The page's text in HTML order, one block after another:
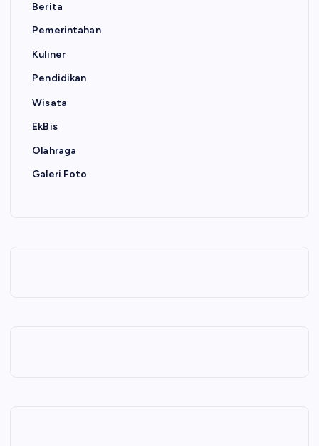
Berita
Pemerintahan
Kuliner
Pendidikan
Wisata
EkBis
Olahraga
Galeri Foto